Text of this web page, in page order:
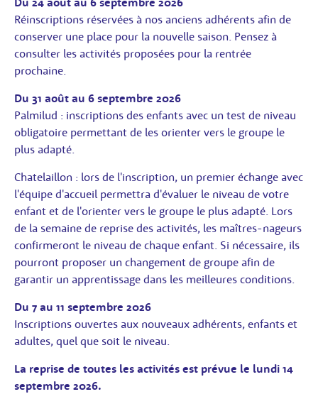
Réinscriptions réservées à nos anciens adhérents afin de
conserver une place pour la nouvelle saison. Pensez à
consulter les activités proposées pour la rentrée
prochaine.
Du 31 août au 6 septembre 2026
Palmilud : inscriptions des enfants avec un test de niveau
obligatoire permettant de les orienter vers le groupe le
plus adapté.
Chatelaillon : lors de l'inscription, un premier échange avec
l'équipe d'accueil permettra d'évaluer le niveau de votre
enfant et de l'orienter vers le groupe le plus adapté. Lors
de la semaine de reprise des activités, les maîtres-nageurs
confirmeront le niveau de chaque enfant. Si nécessaire, ils
pourront proposer un changement de groupe afin de
garantir un apprentissage dans les meilleures conditions.
Du 7 au 11 septembre 2026
Inscriptions ouvertes aux nouveaux adhérents, enfants et
adultes, quel que soit le niveau.
La reprise de toutes les activités est prévue le lundi 14
septembre 2026.